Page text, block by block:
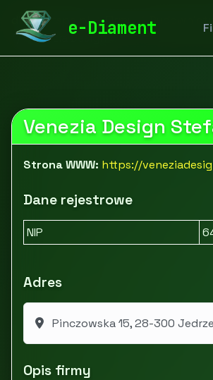
e-Diament
diamentspa.pl
Venezia Design
Venezia Design
Strona WWW: https://
Dane rejestrowe
NIP
Adres
Pinczowska 15, 28-300
Opis firmy